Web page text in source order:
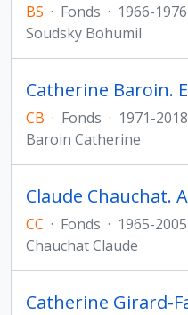
BS · Fonds · 1966-1976
Soudsky Bohumil
CB · Fonds · 1971-2018
Baroin Catherine
CC · Fonds · 1965-2005
Chauchat Claude